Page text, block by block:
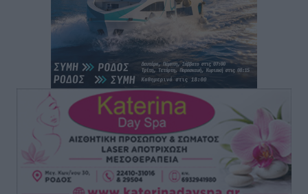
Σύμη: Ανασύρθηκε σορός άνδρα – Εξετάζεται αν είναι
ο 8ος Γερμανός που αγνοούνταν μετά την παράσυρσή
Τοπικές Ειδήσεις• πριν 12 ώρες
Ερώτηση στην Ευρωπαϊκή Επιτροπή για τις
αλλεπάλληλες πυρκαγιές που ξεσπούν από μονάδες
ανακύκλωσης και ΧΥΤΑ και την επικίνδυνη έκθεση
σε καρκινογόνες τοξικές ουσίες
Ειδήσεις• πριν 12 ώρες